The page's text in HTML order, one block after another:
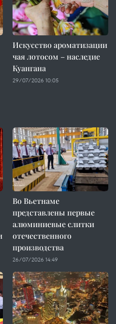
Искусство ароматизации
чая лотосом – наследие
Куангана
29/07/2026 10:05
Во Вьетнаме
представлены первые
алюминиевые слитки
отечественного
производства
26/07/2026 14:49